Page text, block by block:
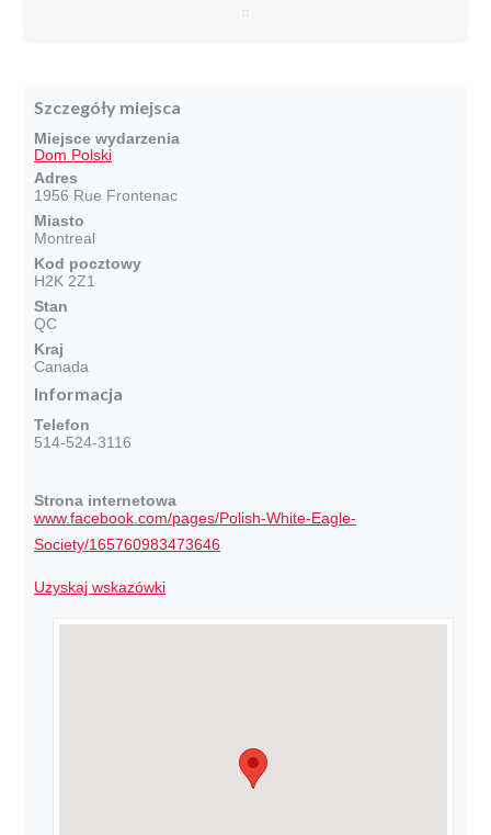
Szczegóły miejsca
Miejsce wydarzenia
Dom Polski
Adres
1956 Rue Frontenac
Miasto
Montreal
Kod pocztowy
H2K 2Z1
Stan
QC
Kraj
Canada
Informacja
Telefon
514-524-3116
Strona internetowa
www.facebook.com/pages/Polish-White-Eagle-
Society/165760983473646
Uzyskaj wskazówki